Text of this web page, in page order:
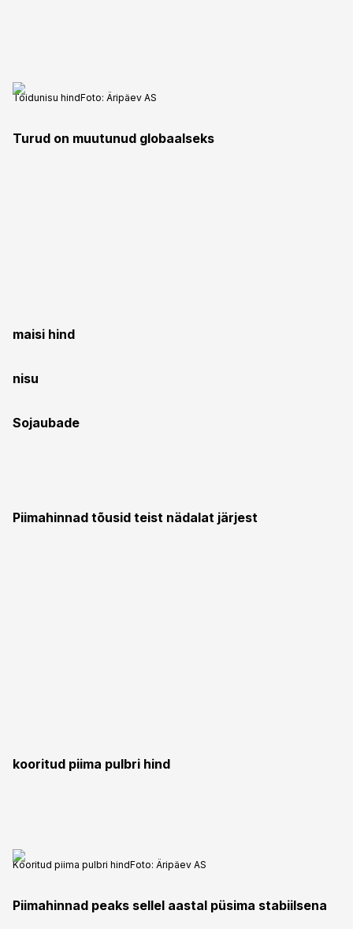
Toidunisu hindFoto: Äripäev AS
Turud on muutunud globaalseks
maisi hind
nisu
Sojaubade
Piimahinnad tõusid teist nädalat järjest
kooritud piima pulbri hind
Kooritud piima pulbri hindFoto: Äripäev AS
Piimahinnad peaks sellel aastal püsima stabiilsena